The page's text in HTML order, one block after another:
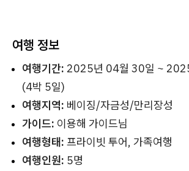
여행 정보
여행기간: 2025년 04월 30일 ~
(4박 5일)
여행지역: 베이징/자금성/만리장성
가이드: 이용해 가이드님
여행형태: 프라이빗 투어, 가족여행
여행인원: 5명